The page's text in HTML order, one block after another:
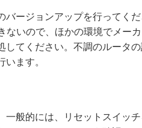
ージョンアップを行ってく
いので、ほかの環境でメー
てください。不調のルータ
ます。
般的には、リセットスイッ